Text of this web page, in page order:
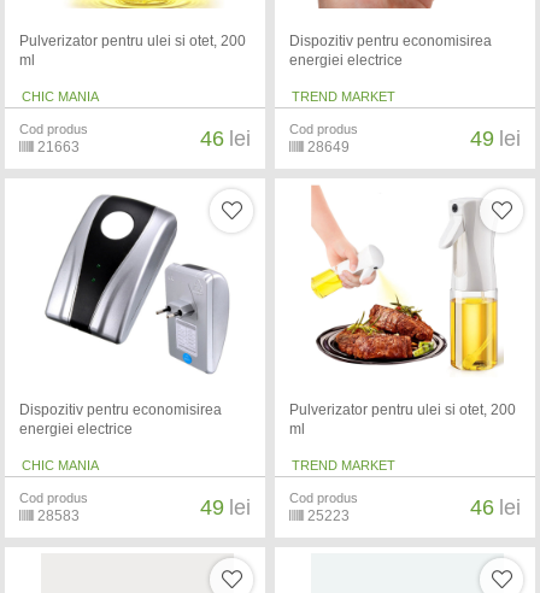
Pulverizator pentru ulei si otet, 200
ml
CHIC MANIA
Cod produs
21663 46 lei
Dispozitiv pentru economisirea
energiei electrice
TREND MARKET
Cod produs
28649 49 lei
Dispozitiv pentru economisirea
energiei electrice
CHIC MANIA
Cod produs
28583 49 lei
Pulverizator pentru ulei si otet, 200
ml
TREND MARKET
Cod produs
25223 46 lei